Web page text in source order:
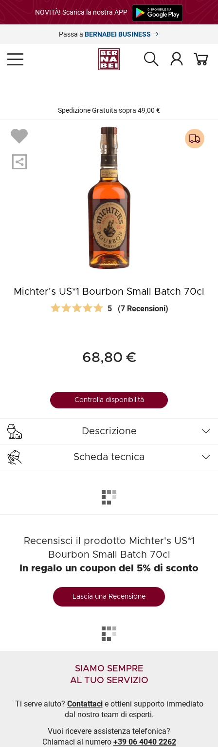
NOVITÀ! Scarica la nostra APP
Passa a BERNABEI BUSINESS
Spedizione Gratuita sopra 49,00 €
Michter's US*1 Bourbon Small Batch 70cl
5 (7 Recensioni)
68,80 €
Controlla disponibilità
Descrizione
Scheda tecnica
Recensisci il prodotto Michter's US*1
Bourbon Small Batch 70cl
In regalo un coupon del 5% di sconto
Lascia una Recensione
SIAMO SEMPRE
AL TUO SERVIZIO
Ti serve aiuto? Contattacie ottieni supporto immediato
dal nostro team di esperti.
Vuoi ricevere assistenza telefonica?
Chiamaci al numero +39 06 4040 2262